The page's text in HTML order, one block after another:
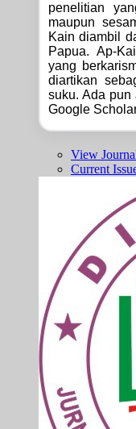
penelitian
maupun
Kain diambil
Papua. Ap-
yang
diartikan
suku. Ada pun
Google
View
Current